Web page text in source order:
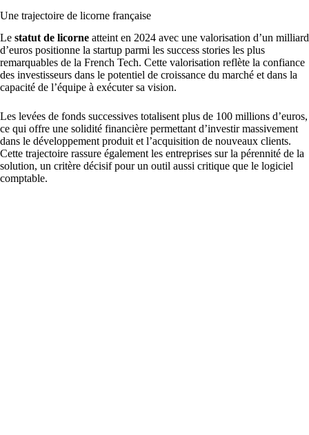
Une trajectoire de licorne française
Le statut de licorne atteint en 2024 avec une valorisation d’un milliard
d’euros positionne la startup parmi les success stories les plus
remarquables de la French Tech. Cette valorisation reflète la confiance
des investisseurs dans le potentiel de croissance du marché et dans la
capacité de l’équipe à exécuter sa vision.
Les levées de fonds successives totalisent plus de 100 millions d’euros,
ce qui offre une solidité financière permettant d’investir massivement
dans le développement produit et l’acquisition de nouveaux clients.
Cette trajectoire rassure également les entreprises sur la pérennité de la
solution, un critère décisif pour un outil aussi critique que le logiciel
comptable.